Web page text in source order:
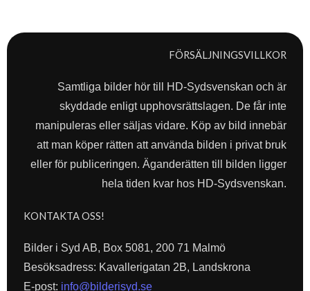
FÖRSÄLJNINGSVILLKOR
Samtliga bilder hör till HD-Sydsvenskan och är
skyddade enligt upphovsrättslagen. De får inte
manipuleras eller säljas vidare. Köp av bild innebär
att man köper rätten att använda bilden i privat bruk
eller för publiceringen. Äganderätten till bilden ligger
hela tiden kvar hos HD-Sydsvenskan.
KONTAKTA OSS!
Bilder i Syd AB, Box 5081, 200 71 Malmö
Besöksadress: Kavallerigatan 2B, Landskrona
E-post: info@bilderisyd.se